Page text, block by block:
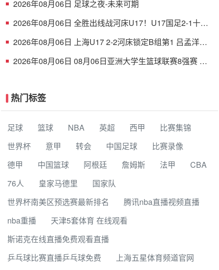
2026年08月06日 足球之夜-未来可期
2026年08月06日 全胜出线战河床U17！U17国足2-1十人
2026年08月06日 上海U17 2-2河床锁定B组第1 吕孟洋点
2026年08月06日 08月06日亚洲大学生篮球联赛8强赛 北
热门标签
足球 篮球 NBA 英超 西甲
比赛集锦
世界杯
意甲 转会 中国足球
比赛录像
德甲
中国篮球 阿根廷 詹姆斯 法甲
CBA
76人
皇家马德里
国家队
世界杯南美区预选赛最新排名
腾讯nba直播视频直播
nba重播
天津5套体育 在线观看
斯诺克在线直播免费观看直播
乒乓球比赛直播乒乓球免费
上海五星体育频道官网